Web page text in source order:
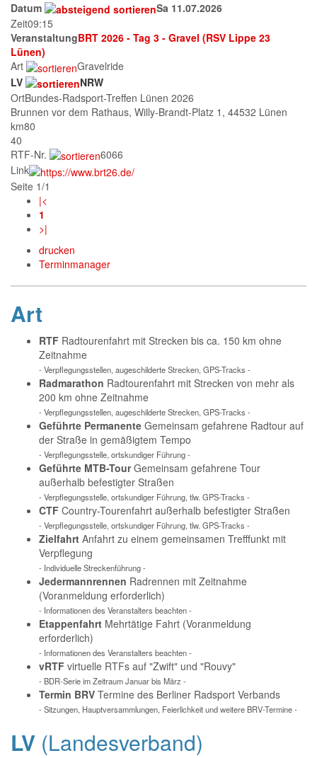
Datum
Sa 11.07.2026
Zeit09:15
VeranstaltungBRT 2026 - Tag 3 - Gravel (RSV Lippe 23
Lünen)
Art
Gravelride
LV
NRW
OrtBundes-Radsport-Treffen Lünen 2026
Brunnen vor dem Rathaus, Willy-Brandt-Platz 1, 44532 Lünen
km80
40
RTF-Nr.
6066
Link
Seite 1/1
|<
1
>|
drucken
Terminmanager
Art
RTF Radtourenfahrt mit Strecken bis ca. 150 km ohne
Zeitnahme
- Verpflegungsstellen, augeschilderte Strecken, GPS-Tracks -
Radmarathon Radtourenfahrt mit Strecken von mehr als
200 km ohne Zeitnahme
- Verpflegungsstellen, augeschilderte Strecken, GPS-Tracks -
Geführte Permanente Gemeinsam gefahrene Radtour auf
der Straße in gemäßigtem Tempo
- Verpflegungsstelle, ortskundiger Führung -
Geführte MTB-TourGemeinsam gefahrene Tour
außerhalb befestigter Straßen
- Verpflegungsstelle, ortskundiger Führung, tlw. GPS-Tracks -
CTF Country-Tourenfahrt außerhalb befestigter Straßen
- Verpflegungsstelle, ortskundiger Führung, tlw. GPS-Tracks -
Zielfahrt Anfahrt zu einem gemeinsamen Trefffunkt mit
Verpflegung
- Individuelle Streckenführung -
Jedermannrennen Radrennen mit Zeitnahme
(Voranmeldung erforderlich)
- Informationen des Veranstalters beachten -
Etappenfahrt Mehrtätige Fahrt (Voranmeldung
erforderlich)
- Informationen des Veranstalters beachten -
vRTF virtuelle RTFs auf "Zwift" und "Rouvy"
- BDR-Serie im Zeitraum Januar bis März -
Termin BRV Termine des Berliner Radsport Verbands
- Sitzungen, Hauptversammlungen, Feierlichkeit und weitere BRV-Termine -
LV (Landesverband)